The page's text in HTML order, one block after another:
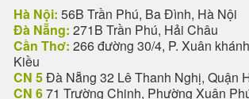
Hà Nội: 56B Trần Phú, Ba Đình, Hà Nội
Đà Nẵng: 271B Trần Phú, Hải Châu
Cần Thơ: 266 đường 30/4, P. Xuân
Kiều
CN 5Đà Nẵng 32 Lê Thanh Nghị, Quận
CN 671 Trường Chinh, Phường Xuân